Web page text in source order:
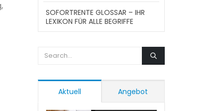
SOFORTRENTE GLOSSAR – IHR
LEXIKON FÜR ALLE BEGRIFFE
Aktuell Angebot